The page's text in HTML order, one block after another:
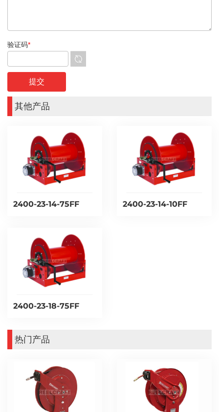
验证码*
其他产品
2400-23-14-75FF 2400-23-14-10FF
2400-23-18-75FF
热门产品